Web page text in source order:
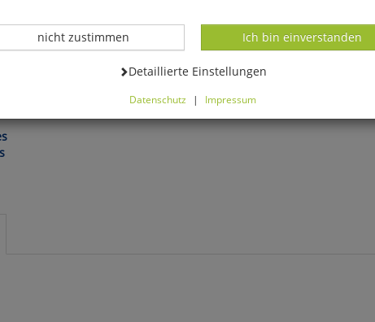
Datenverarbeitung -
Ich bin einverstanden
Datenverarbeitung -
nicht zustimmen
Datenverarbeitung -
Detaillierte Einstellungen
Datenschutz | Impressum
ablehnen, wird Ihr Besuch nur mit zwingend notwendigen
Bitte beachten Sie, dass auf Basis Ihrer Einstellungen